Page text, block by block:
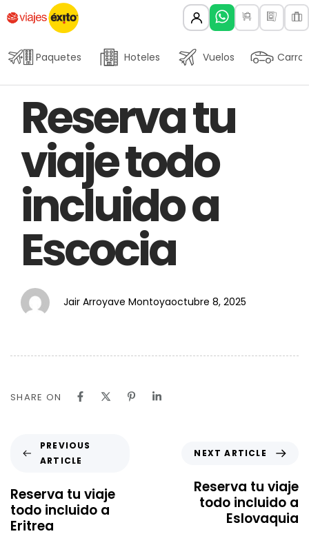
Paquetes Hoteles Vuelos Carros
IN:
Reserva tu
viaje todo
incluido a
Escocia
Jair Arroyave Montoya
on:
octubre 8, 2025
SHARE ON
PREVIOUS
ARTICLE
Reserva tu viaje
todo incluido a
Eritrea
NEXT ARTICLE
Reserva tu viaje
todo incluido a
Eslovaquia